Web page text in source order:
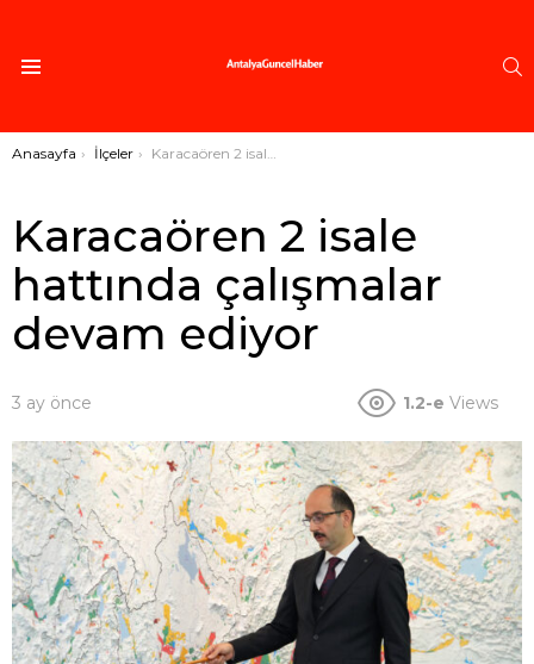
Buradasınız:
Anasayfa İlçeler Karacaören 2 isale hattında çalışmalar devam ediyor
Karacaören 2 isale
hattında çalışmalar
devam ediyor
3 ay önce 1.2-e Views